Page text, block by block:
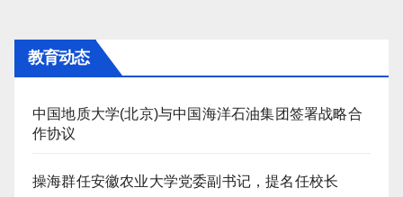
教育动态
中国地质大学(北京)与中国海洋石油集团签署战略合
作协议
操海群任安徽农业大学党委副书记，提名任校长